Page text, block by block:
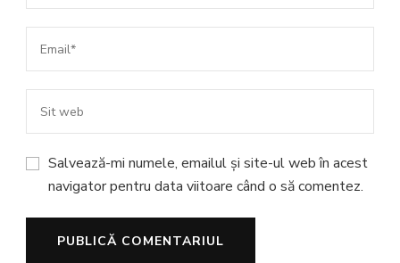
Salvează-mi numele, emailul și site-ul web în acest
navigator pentru data viitoare când o să comentez.